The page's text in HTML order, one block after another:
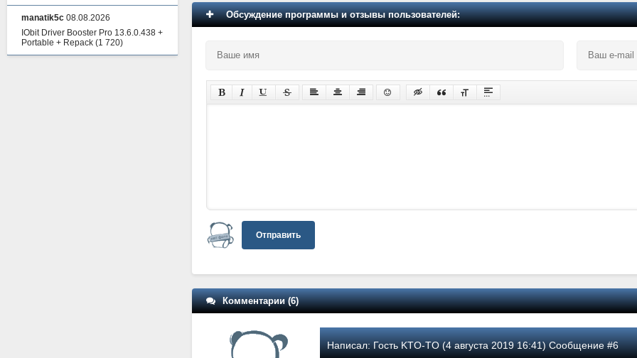
Обсуждение программы и отзывы пользователей:
Отправить
Комментарии (6)
Написал:Гость KTO-TO (4 августа 2019 16:41) Сообщение #6
manatik5c 08.08.2026
IObit Driver Booster Pro 13.6.0.438 +
Portable + Repack (1 720)